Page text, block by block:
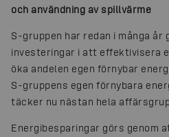
och användning av spillvärme
S-gruppen har redan i många år
investeringar i att effektivisera
öka andelen egen förnybar
S-gruppens egen förnybara
täcker nu nästan hela
Energibesparingar görs genom